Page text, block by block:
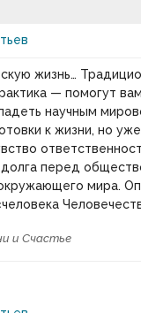
жизнь…
— помогут
научным
к жизни, но
перед
мира.
и Счастье